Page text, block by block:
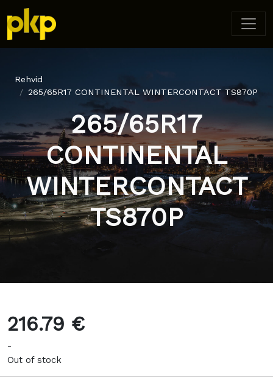
Rehvid
265/65R17 CONTINENTAL WINTERCONTACT TS870P
265/65R17
CONTINENTAL
WINTERCONTACT
TS870P
216.79 €
-
Out of stock